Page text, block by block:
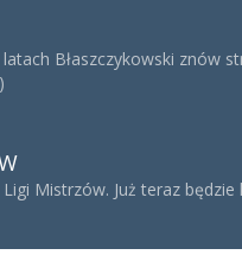
Błaszczykowski znów
Mistrzów. Już teraz będzie